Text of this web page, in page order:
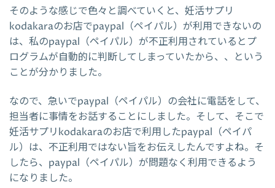
そのような感じで色々と調べていくと、妊活サプリ
kodakaraのお店でpaypal（ペイパル）が利用できないの
は、私のpaypal（ペイパル）が不正利用されているとプ
ログラムが自動的に判断してしまっていたから、、という
ことが分かりました。
なので、急いでpaypal（ペイパル）の会社に電話をして、
担当者に事情をお話することにしました。そして、そこで
妊活サプリkodakaraのお店で利用したpaypal（ペイパ
ル）は、不正利用ではない旨をお伝えしたんですよね。そ
したら、paypal（ペイパル）が問題なく利用できるよう
になりました。